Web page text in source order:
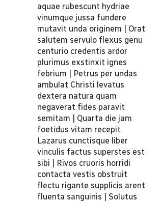
aquae rubescunt hydriae
vinumque jussa fundere
mutavit unda originem | Orat
salutem servulo flexus genu
centurio credentis ardor
plurimus exstinxit ignes
febrium | Petrus per undas
ambulat Christi levatus
dextera natura quam
negaverat fides paravit
semitam | Quarta die jam
foetidus vitam recepit
Lazarus cunctisque liber
vinculis factus superstes est
sibi | Rivos cruoris horridi
contacta vestis obstruit
flectu rigante supplicis arent
fluenta sanguinis | Solutus